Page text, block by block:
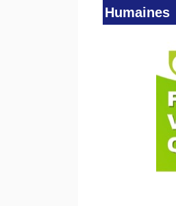
Humaines